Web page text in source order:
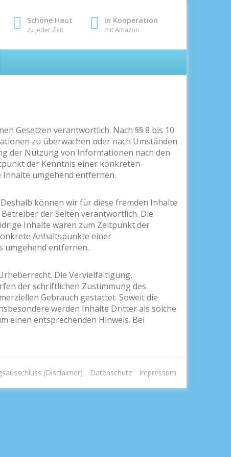
Schöne Haut
zu jeder Zeit
In Kooperation
mit Amazon
Gesetzen verantwortlich. Nach §§ 8 bis 10
zu überwachen oder nach Umständen
der Nutzung von Informationen nach den
der Kenntnis einer konkreten
Inhalte umgehend entfernen.
können wir für diese fremden Inhalte
der Seiten verantwortlich. Die
Inhalte waren zum Zeitpunkt der
Anhaltspunkte einer
umgehend entfernen.
Die Vervielfältigung,
der schriftlichen Zustimmung des
Gebrauch gestattet. Soweit die
werden Inhalte Dritter als solche
einen entsprechenden Hinweis. Bei
(Disclaimer) Datenschutz Impressum